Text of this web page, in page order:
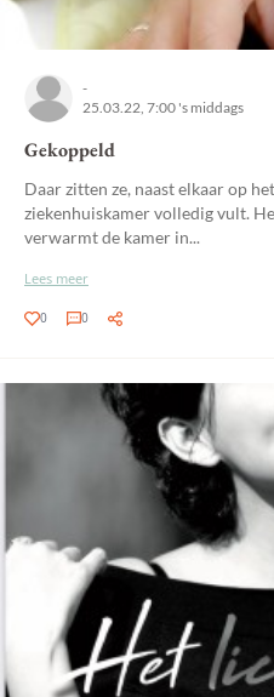
-
25.03.22, 7:00 's middags
Gekoppeld
Daar zitten ze, naast elkaar op
ziekenhuiskamer volledig vult.
verwarmt de kamer in...
Lees meer
0 0